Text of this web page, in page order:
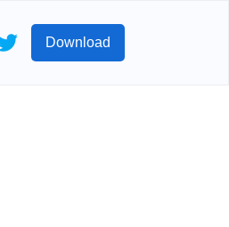
Download